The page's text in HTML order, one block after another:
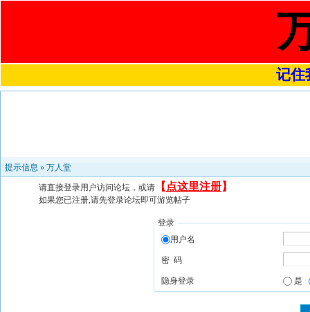
记住
提示信息 » 万人堂
请直接登录用户访问论坛，或请 【 点这里注册】
如果您已注册,请先登录论坛即可游览帖子
登录
用户名
密 码
隐身登录 是